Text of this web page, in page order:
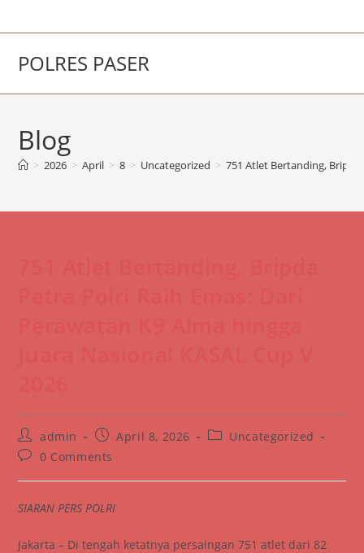
to
POLRES PASER
Blog
> 2026 > April > 8 > Uncategorized > 751 Atlet Bertanding, Bripda
Post
author:
admin
Post
published:
April 8, 2026
PostUncategorized
Post0 Comments
SIARAN PERS POLRI
Jakarta – Di tengah ketatnya persaingan 751 atlet dari 82